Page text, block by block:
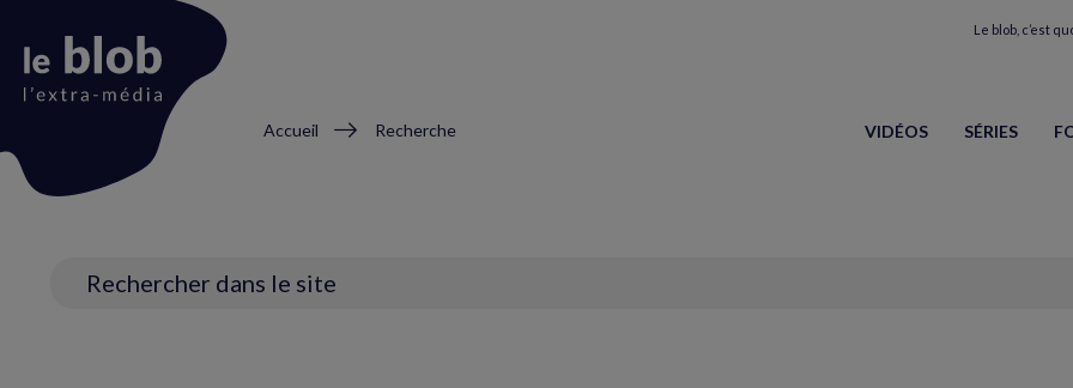
Le blob, c’est
VIDÉOS SÉRIES
Fil
Accueil Recherche